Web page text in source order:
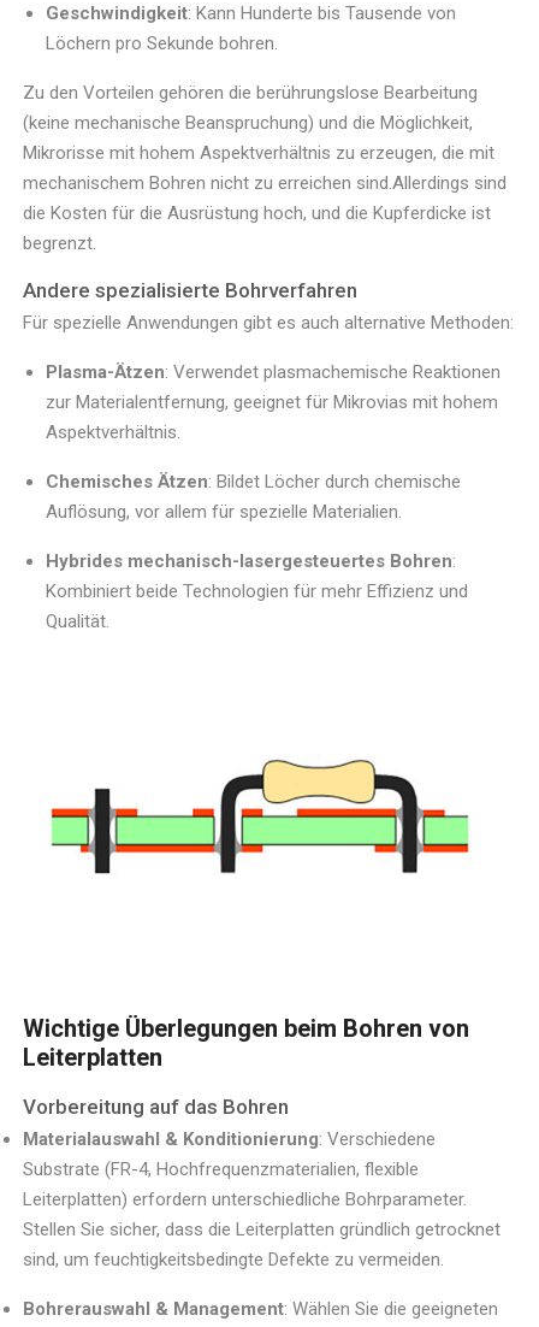
Geschwindigkeit: Kann Hunderte bis Tausende von
Löchern pro Sekunde bohren.
Zu den Vorteilen gehören die berührungslose Bearbeitung
(keine mechanische Beanspruchung) und die Möglichkeit,
Mikrorisse mit hohem Aspektverhältnis zu erzeugen, die mit
mechanischem Bohren nicht zu erreichen sind.Allerdings sind
die Kosten für die Ausrüstung hoch, und die Kupferdicke ist
begrenzt.
Andere spezialisierte Bohrverfahren
Für spezielle Anwendungen gibt es auch alternative Methoden:
Plasma-Ätzen: Verwendet plasmachemische Reaktionen
zur Materialentfernung, geeignet für Mikrovias mit hohem
Aspektverhältnis.
Chemisches Ätzen: Bildet Löcher durch chemische
Auflösung, vor allem für spezielle Materialien.
Hybrides mechanisch-lasergesteuertes Bohren:
Kombiniert beide Technologien für mehr Effizienz und
Qualität.
Wichtige Überlegungen beim Bohren von
Leiterplatten
Vorbereitung auf das Bohren
Materialauswahl & Konditionierung: Verschiedene
Substrate (FR-4, Hochfrequenzmaterialien, flexible
Leiterplatten) erfordern unterschiedliche Bohrparameter.
Stellen Sie sicher, dass die Leiterplatten gründlich getrocknet
sind, um feuchtigkeitsbedingte Defekte zu vermeiden.
Bohrerauswahl & Management: Wählen Sie die geeigneten